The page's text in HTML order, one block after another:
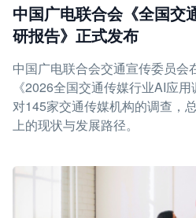
中国广电联合会《全国交
研报告》正式发布
中国广电联合会交通宣传委员会
《2026全国交通传媒行业AI应
对145家交通传媒机构的调查，
上的现状与发展路径。